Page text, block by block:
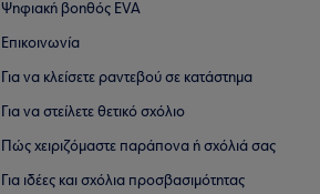
Ψηφιακή βοηθός EVA
Επικοινωνία
Για να κλείσετε ραντεβού σε κατάστημα
Για να στείλετε θετικό σχόλιο
Πώς χειριζόμαστε παράπονα ή σχόλιά σας
Για ιδέες και σχόλια προσβασιμότητας